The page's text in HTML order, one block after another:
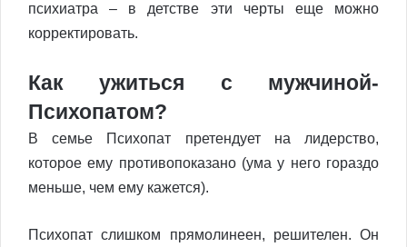
психиатра – в детстве эти черты еще можно
корректировать.
Как ужиться с мужчиной-
Психопатом?
В семье Психопат претендует на лидерство,
которое ему противопоказано (ума у него гораздо
меньше, чем ему кажется).
Психопат слишком прямолинеен, решителен. Он